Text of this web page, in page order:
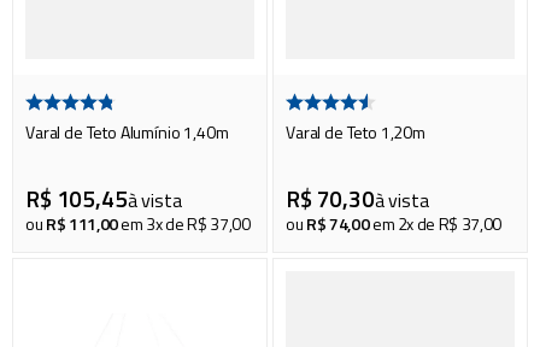
Varal de Teto Alumínio 1,40m
R$ 105,45à vista
ouR$111,00em3x deR$37,00
Varal de Teto 1,20m
R$ 70,30à vista
ouR$74,00em2x deR$ 37,00
10º cadeiras